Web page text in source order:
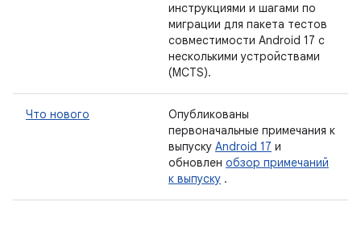
инструкциями и шагами по
миграции для пакета тестов
совместимости Android 17 с
несколькими устройствами
(MCTS).
Что нового
Опубликованы
первоначальные примечания к
выпуску Android 17 и
обновлен обзор примечаний
к выпуску .